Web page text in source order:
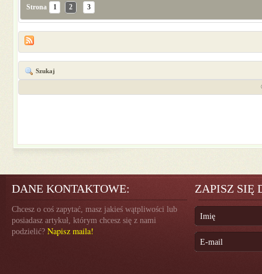
Strona 1 2 3
Szukaj
DANE KONTAKTOWE:
Chcesz o coś zapytać, masz jakieś wątpliwości lub
posiadasz artykuł, którym chcesz się z nami
podzielić? Napisz maila!
ZAPISZ SIĘ